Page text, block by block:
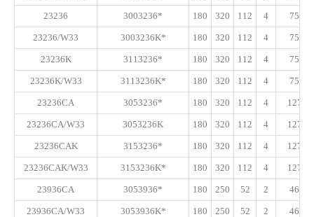
23236 3003236* 180 320 112 4 750
23236/W33 3003236K* 180 320 112 4 750
23236K 3113236* 180 320 112 4 750
23236K/W33 3113236K* 180 320 112 4 750
23236CA 3053236* 180 320 112 4 1270
23236CA/W33 3053236K 180 320 112 4 1270
23236CAK 3153236* 180 320 112 4 1270
23236CAK/W33 3153236K* 180 320 112 4 1270
23936CA 3053936* 180 250 52 2 465
23936CA/W33 3053936K* 180 250 52 2 465